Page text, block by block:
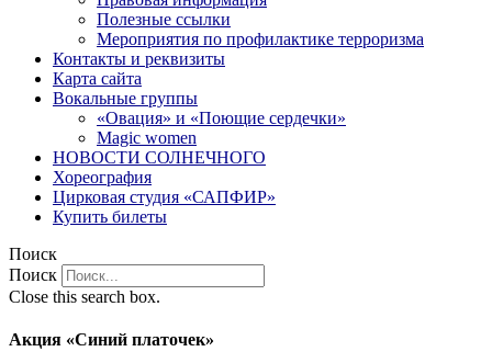
Полезные ссылки
Мероприятия по профилактике терроризма
Контакты и реквизиты
Карта сайта
Вокальные группы
«Овация» и «Поющие сердечки»
Magic women
НОВОСТИ СОЛНЕЧНОГО
Хореография
Цирковая студия «САПФИР»
Купить билеты
Поиск
Поиск
Close this search box.
Акция «Синий платочек»